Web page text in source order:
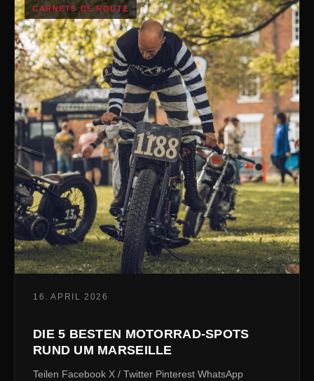
CARNETS DE ROUTE
16. APRIL 2026
DIE 5 BESTEN MOTORRAD-SPOTS
RUND UM MARSEILLE
Teilen Facebook X / Twitter Pinterest WhatsApp